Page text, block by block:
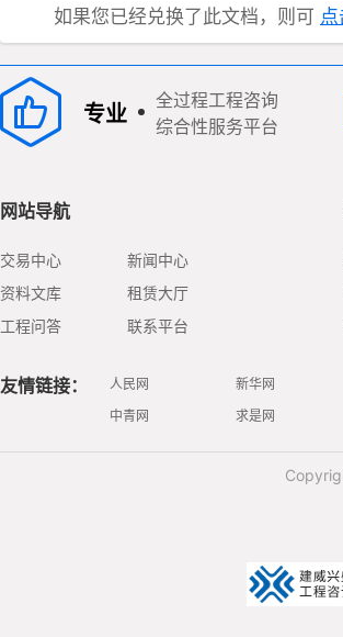
如果您已经兑换了此文档，则可
专业
全过程工程咨询
综合性服务平台
网站导航
交易中心
新闻中心
资料文库
租赁大厅
工程问答
联系平台
友情链接： 人民网 新华网
中青网
求是网